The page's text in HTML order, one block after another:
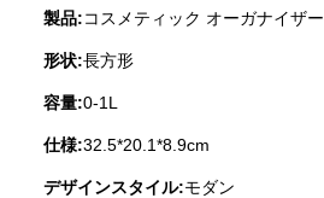
製品:コスメティック オーガナイザー
形状:長方形
容量:0-1L
仕様:32.5*20.1*8.9cm
デザインスタイル:モダン